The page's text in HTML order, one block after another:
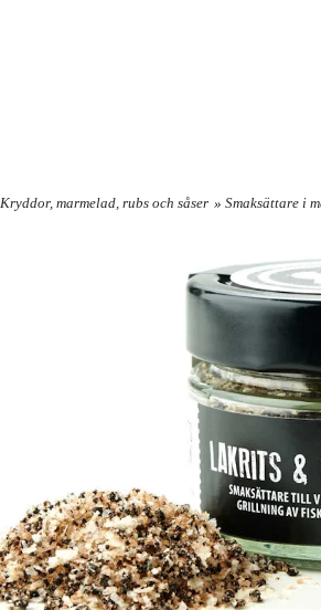
Kryddor, marmelad, rubs och såser » Smaksättare i